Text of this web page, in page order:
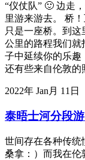
“仪仗队” 🙂 边走
里游来游去。 桥
只是一座桥。到
公里的路程我们就
子中延续你的乐趣
还有些来自伦敦的
2022年 Jan月 11日
泰晤士河分段游
世间存在各种传统
桑拿：）而我在伦